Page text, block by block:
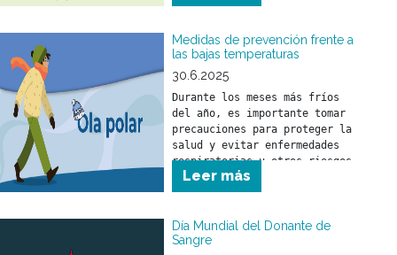
impacto positivo en su
social.
Medidas de prevención frente a
las bajas temperaturas
30.6.2025
Durante los meses más fríos
del año, es importante tomar
precauciones para proteger la
salud y evitar enfermedades
respiratorias u otros riesgos
asociados al descenso de la
temperatura.
Leer más
Día Mundial del Donante de
Sangre